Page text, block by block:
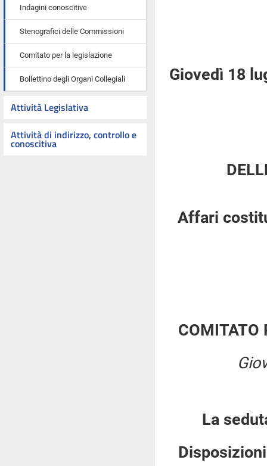
Indagini conoscitive
Stenografici delle Commissioni
Comitato per la legislazione
Bollettino degli Organi Collegiali
Attività Legislativa
Attività di indirizzo, controllo e
conoscitiva
Giovedì 18
Affari
COMITATO
La